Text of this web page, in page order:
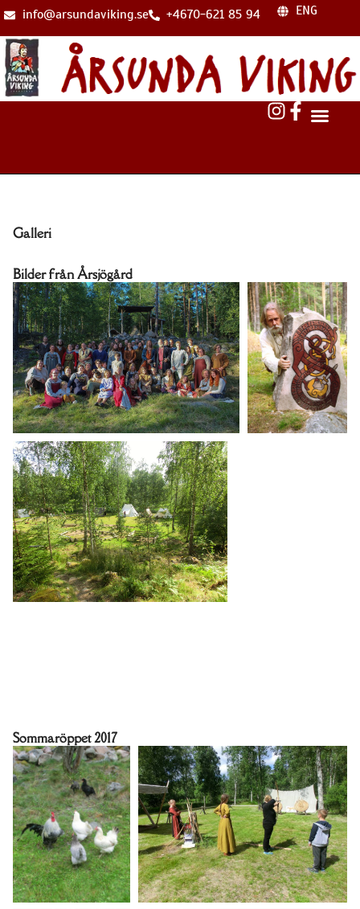
info@arsundaviking.se +4670-621 85 94 ENG
Galleri
Bilder från Årsjögård
Sommaröppet 2017